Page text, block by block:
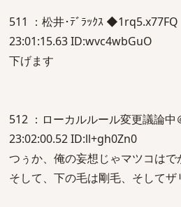
511 ：松井･ﾃﾞﾗｯｸｽ
23:01:15.63 ID:wvc4wbGuO
下げます
512 ：ローカルルール変更議論
23:02:00.52 ID:ll+gh0Zn0
つぅか、俺の妄想じゃマツコはで
そして、下の毛は剛毛、そしてザ